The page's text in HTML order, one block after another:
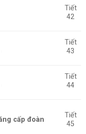
Tiết
42
Tiết
43
Tiết
44
cấp đoàn
Tiết
45